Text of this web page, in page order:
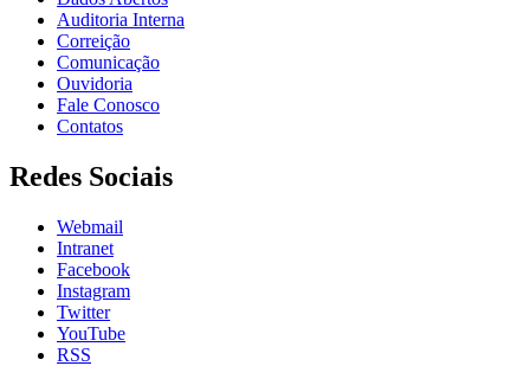
Auditoria Interna
Correição
Comunicação
Ouvidoria
Fale Conosco
Contatos
Redes Sociais
Webmail
Intranet
Facebook
Instagram
Twitter
YouTube
RSS